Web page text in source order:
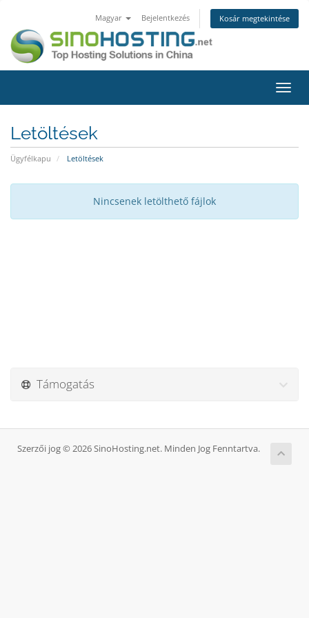
Magyar Bejelentkezés Kosár megtekintése
a
Letöltések
Ügyfélkapu Letöltések
Nincsenek letölthető fájlok
Támogatás
Szerzői jog © 2026 SinoHosting.net. Minden Jog Fenntartva.